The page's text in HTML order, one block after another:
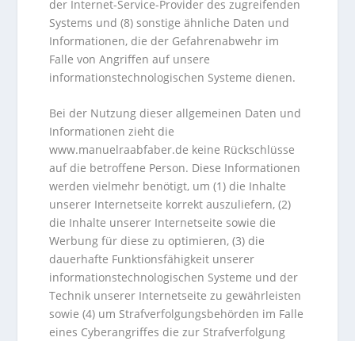
der Internet-Service-Provider des zugreifenden
Systems und (8) sonstige ähnliche Daten und
Informationen, die der Gefahrenabwehr im
Falle von Angriffen auf unsere
informationstechnologischen Systeme dienen.
Bei der Nutzung dieser allgemeinen Daten und
Informationen zieht die
www.manuelraabfaber.de keine Rückschlüsse
auf die betroffene Person. Diese Informationen
werden vielmehr benötigt, um (1) die Inhalte
unserer Internetseite korrekt auszuliefern, (2)
die Inhalte unserer Internetseite sowie die
Werbung für diese zu optimieren, (3) die
dauerhafte Funktionsfähigkeit unserer
informationstechnologischen Systeme und der
Technik unserer Internetseite zu gewährleisten
sowie (4) um Strafverfolgungsbehörden im Falle
eines Cyberangriffes die zur Strafverfolgung